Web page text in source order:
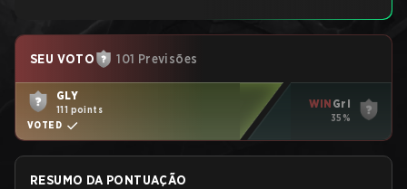
SEU VOTO 101 Previsões
GLY
111 points
VOTED
WIN Gri
35%
RESUMO DA PONTUAÇÃO